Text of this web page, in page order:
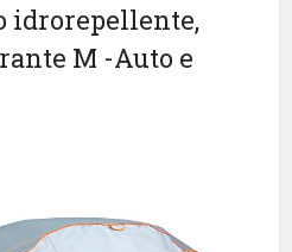
idrorepellente,
M -Auto e